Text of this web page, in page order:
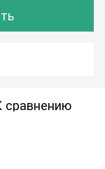
сравнению